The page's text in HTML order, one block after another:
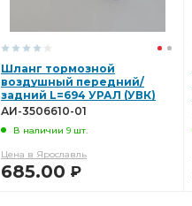
Шланг тормозной
воздушный передний/
задний L=694 УРАЛ (УВК)
АИ-3506610-01
АИ-3506610-01
В наличии 9 шт.
Цена в Ярославль
685.00 Р